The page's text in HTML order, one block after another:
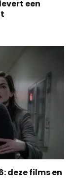
een
deze films en